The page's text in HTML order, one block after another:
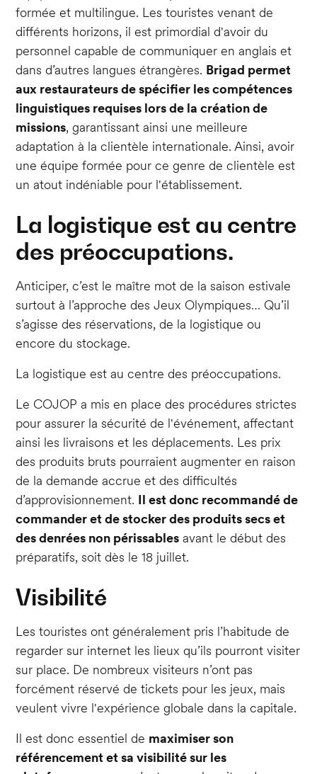
formée et multilingue. Les touristes venant de
différents horizons, il est primordial d'avoir du
personnel capable de communiquer en anglais et
dans d’autres langues étrangères. Brigad permet
aux restaurateurs de spécifier les compétences
linguistiques requises lors de la création de
missions, garantissant ainsi une meilleure
adaptation à la clientèle internationale. Ainsi, avoir
une équipe formée pour ce genre de clientèle est
un atout indéniable pour l'établissement.
La logistique est au centre
des préoccupations.
Anticiper, c’est le maître mot de la saison estivale
surtout à l’approche des Jeux Olympiques… Qu’il
s’agisse des réservations, de la logistique ou
encore du stockage.
La logistique est au centre des préoccupations.
Le COJOP a mis en place des procédures strictes
pour assurer la sécurité de l'événement, affectant
ainsi les livraisons et les déplacements. Les prix
des produits bruts pourraient augmenter en raison
de la demande accrue et des difficultés
d’approvisionnement. Il est donc recommandé de
commander et de stocker des produits secs et
des denrées non périssables avant le début des
préparatifs, soit dès le 18 juillet.
Visibilité
Les touristes ont généralement pris l’habitude de
regarder sur internet les lieux qu’ils pourront visiter
sur place. De nombreux visiteurs n’ont pas
forcément réservé de tickets pour les jeux, mais
veulent vivre l'expérience globale dans la capitale.
Il est donc essentiel de maximiser son
référencement et sa visibilité sur les